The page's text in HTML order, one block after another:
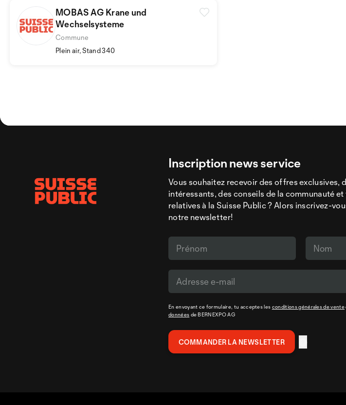
MOBAS AG Krane und
Wechselsysteme
Commune
Plein air, Stand 340
Inscription news service
Vous souhaitez recevoir des offres exclusives,
intéressants, des conseils de la communauté
relatives à la Suisse Public ? Alors inscrivez-
notre newsletter!
En envoyant ce formulaire, tu acceptes les conditions générales de vente
données de BERNEXPO AG